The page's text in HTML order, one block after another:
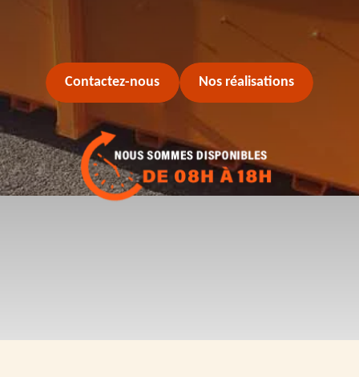
Contactez-nous Nos réalisations